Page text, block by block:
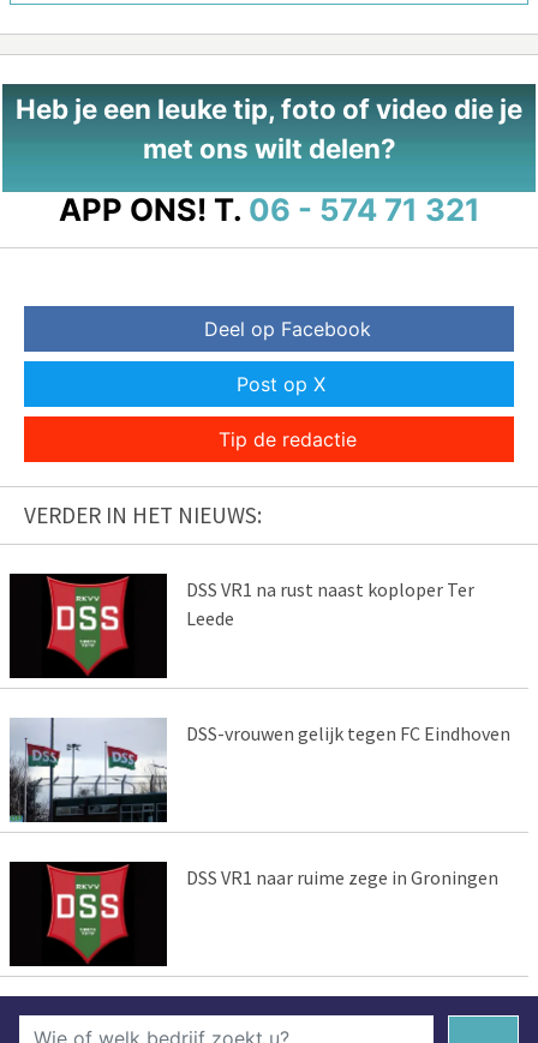
Heb je een leuke tip, foto of video die je
met ons wilt delen?
APP ONS! T. 06 - 574 71 321
Deel op Facebook
Post op X
Tip de redactie
VERDER IN HET NIEUWS:
DSS VR1 na rust naast koploper Ter
Leede
DSS-vrouwen gelijk tegen FC Eindhoven
DSS VR1 naar ruime zege in Groningen